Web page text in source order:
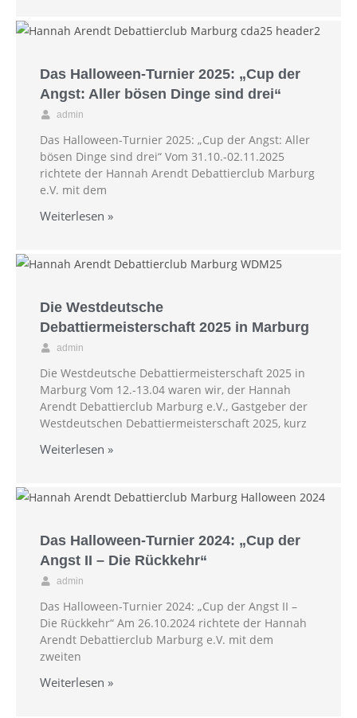
Das Halloween-Turnier 2025: „Cup der
Angst: Aller bösen Dinge sind drei“
admin
Das Halloween-Turnier 2025: „Cup der Angst: Aller
bösen Dinge sind drei“ Vom 31.10.-02.11.2025
richtete der Hannah Arendt Debattierclub Marburg
e.V. mit dem
Weiterlesen »
Die Westdeutsche
Debattiermeisterschaft 2025 in Marburg
admin
Die Westdeutsche Debattiermeisterschaft 2025 in
Marburg Vom 12.-13.04 waren wir, der Hannah
Arendt Debattierclub Marburg e.V., Gastgeber der
Westdeutschen Debattiermeisterschaft 2025, kurz
Weiterlesen »
Das Halloween-Turnier 2024: „Cup der
Angst II – Die Rückkehr“
admin
Das Halloween-Turnier 2024: „Cup der Angst II –
Die Rückkehr“ Am 26.10.2024 richtete der Hannah
Arendt Debattierclub Marburg e.V. mit dem
zweiten
Weiterlesen »